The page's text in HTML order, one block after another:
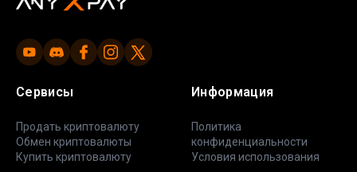
Сервисы
Продать криптовалюту
Обмен криптовалюты
Купить криптовалюту
Информация
Политика
конфиденциальности
Условия использования